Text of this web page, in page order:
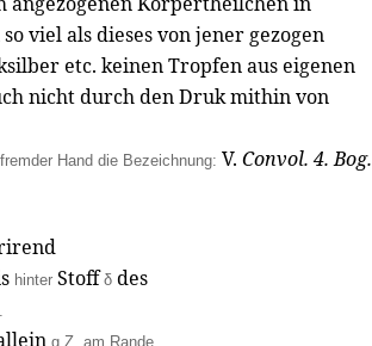
viel als dieses von jener gezogen
etc. keinen Tropfen aus eigenen
nicht durch den Druk mithin von
Hand die Bezeichnung: V. Convol. 4. Bog.
hinter Stoffδ des
g.Z. am Rande.